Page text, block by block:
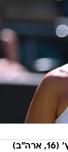
ג'סיקה פגולה (4, ארה"ב) - איבה יוביץ' (16, ארה"ב)